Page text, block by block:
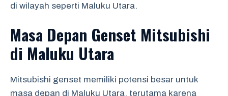
di wilayah seperti Maluku Utara.
Masa Depan Genset Mitsubishi
di Maluku Utara
Mitsubishi genset memiliki potensi besar untuk
masa depan di Maluku Utara, terutama karena